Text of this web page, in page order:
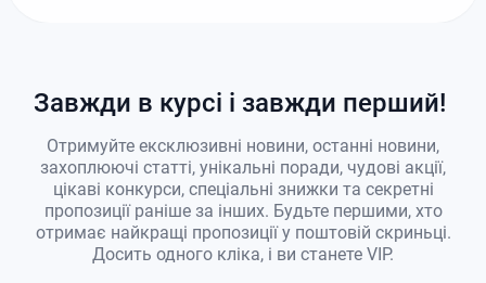
Завжди в курсі і завжди перший!
Отримуйте ексклюзивні новини, останні новини,
захоплюючі статті, унікальні поради, чудові акції,
цікаві конкурси, спеціальні знижки та секретні
пропозиції раніше за інших. Будьте першими, хто
отримає найкращі пропозиції у поштовій скриньці.
Досить одного кліка, і ви станете VIP.